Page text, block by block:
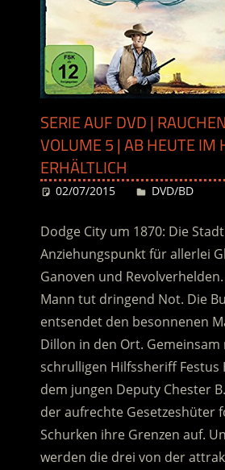
SERIE AUF DVD |
VOLUME 5 | AB HEUTE IM
ERHÄLTLICH
02/07/2015 Desiree
DVD/BD
Dodge City um 1870: Die
Anziehungspunkt für allerlei
Ganoven und
Mann tut dringend Not. Die
entsendet den besonnenen
Dillon in den Ort. Gemeinsam
schrulligen Hilfssheriff Festus
dem jungen Deputy Chester
der aufrechte Gesetzeshüter
Schurken ihre Grenzen auf.
werden die drei von der